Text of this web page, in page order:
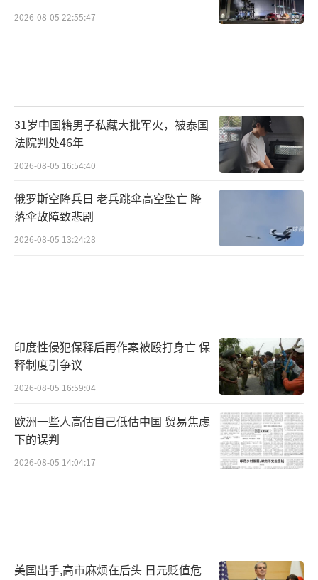
2026-08-05 22:55:47
31岁中国籍男子私藏大批军火，被泰国
法院判处46年
2026-08-05 16:54:40
俄罗斯空降兵日 老兵跳伞高空坠亡 降
落伞故障致悲剧
2026-08-05 13:24:28
印度性侵犯保释后再作案被殴打身亡 保
释制度引争议
2026-08-05 16:59:04
欧洲一些人高估自己低估中国 贸易焦虑
下的误判
2026-08-05 14:04:17
美国出手,高市麻烦在后头 日元贬值危